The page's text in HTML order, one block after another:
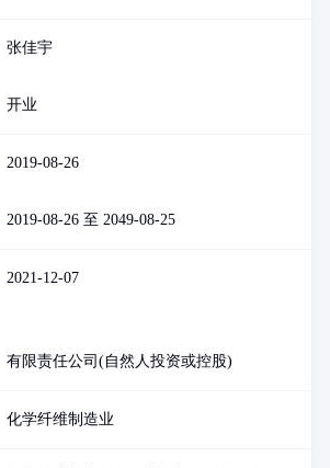
张佳宇
开业
2019-08-26
2019-08-26 至 2049-08-25
2021-12-07
有限责任公司(自然人投资或控股)
化学纤维制造业